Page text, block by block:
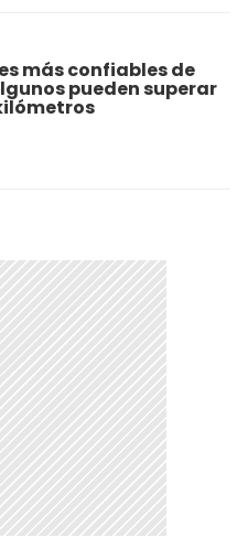
más confiables de
pueden superar